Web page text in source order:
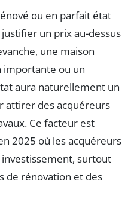
ou en parfait état
un prix au-dessus
une maison
importante ou un
aura naturellement un
attirer des acquéreurs
Ce facteur est
2025 où les acquéreurs
surtout
de rénovation et des